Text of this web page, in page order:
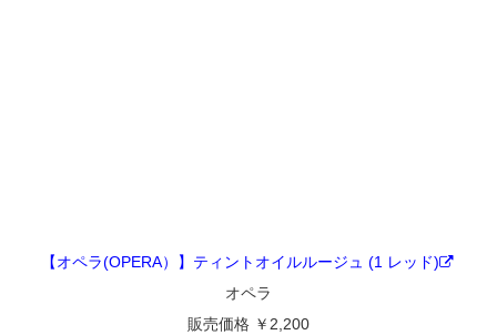
【オペラ(OPERA）】ティントオイルルージュ (1 レッド)
オペラ
販売価格 ￥2,200